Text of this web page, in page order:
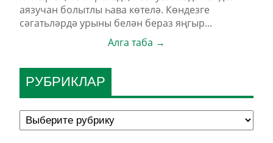
аязучан болытлы һава көтелә. Көндезге
сәгатьләрдә урыны белән бераз яңгыр...
Алга таба →
РУБРИКЛАР